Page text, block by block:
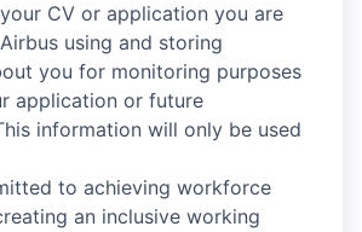
CV or application you are
using and storing
you for monitoring purposes
application or future
information will only be used
to achieving workforce
an inclusive working